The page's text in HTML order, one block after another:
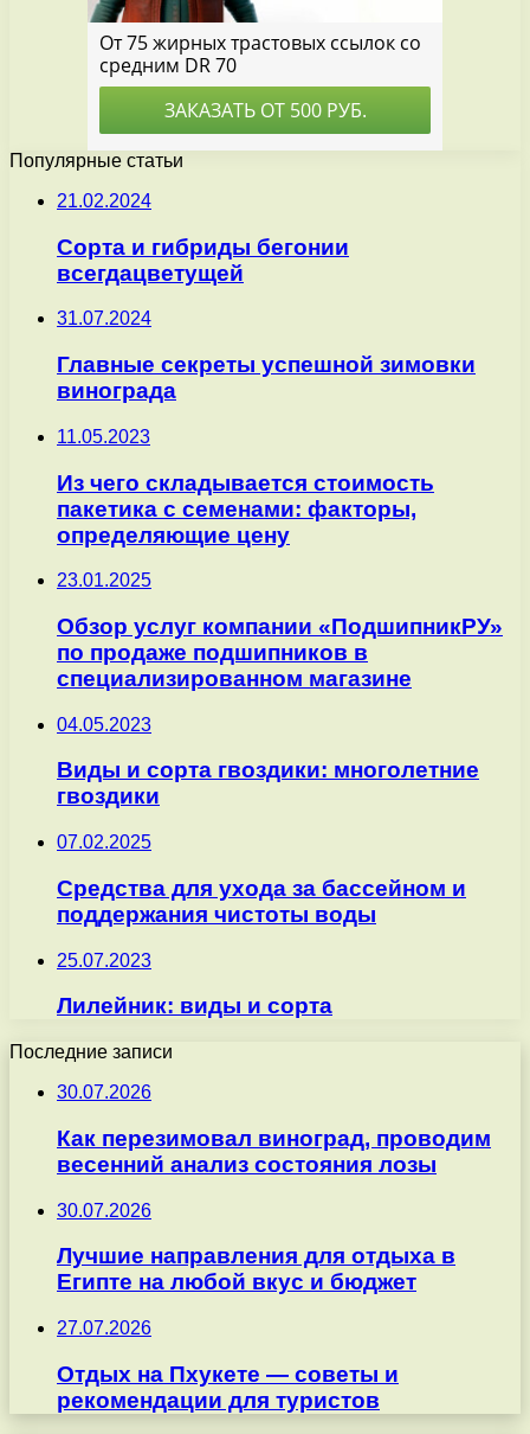
Популярные статьи
21.02.2024
Сорта и гибриды бегонии
всегдацветущей
31.07.2024
Главные секреты успешной зимовки
винограда
11.05.2023
Из чего складывается стоимость
пакетика с семенами: факторы,
определяющие цену
23.01.2025
Обзор услуг компании «ПодшипникРУ»
по продаже подшипников в
специализированном магазине
04.05.2023
Виды и сорта гвоздики: многолетние
гвоздики
07.02.2025
Средства для ухода за бассейном и
поддержания чистоты воды
25.07.2023
Лилейник: виды и сорта
Последние записи
30.07.2026
Как перезимовал виноград, проводим
весенний анализ состояния лозы
30.07.2026
Лучшие направления для отдыха в
Египте на любой вкус и бюджет
27.07.2026
Отдых на Пхукете — советы и
рекомендации для туристов